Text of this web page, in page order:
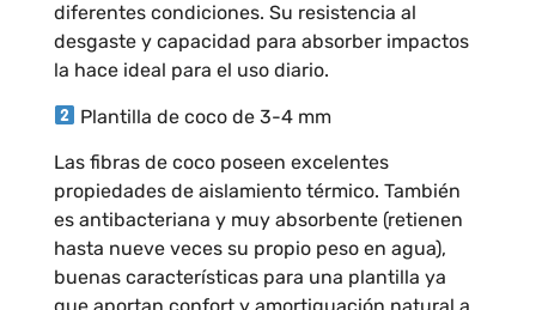
diferentes condiciones. Su resistencia al
desgaste y capacidad para absorber impactos
la hace ideal para el uso diario.
Plantilla de coco de 3-4 mm
Las fibras de coco poseen excelentes
propiedades de aislamiento térmico. También
es antibacteriana y muy absorbente (retienen
hasta nueve veces su propio peso en agua),
buenas características para una plantilla ya